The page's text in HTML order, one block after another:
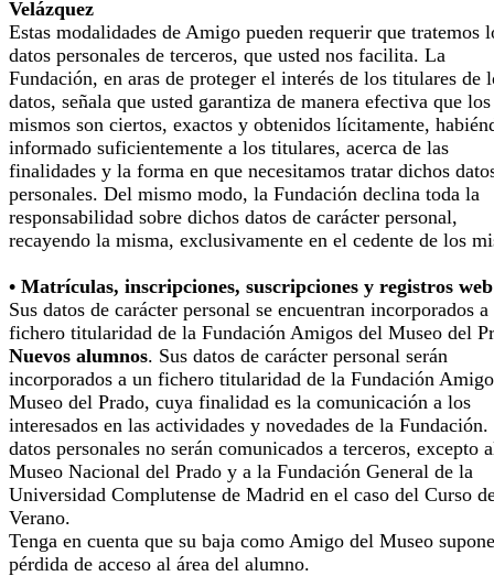
Velázquez
Estas modalidades de Amigo pueden requerir que tratemos
datos personales de terceros, que usted nos facilita. La
Fundación, en aras de proteger el interés de los titulares de
datos, señala que usted garantiza de manera efectiva que los
mismos son ciertos, exactos y obtenidos lícitamente,
informado suficientemente a los titulares, acerca de las
finalidades y la forma en que necesitamos tratar dichos
personales. Del mismo modo, la Fundación declina toda la
responsabilidad sobre dichos datos de carácter personal,
recayendo la misma, exclusivamente en el cedente de los
• Matrículas, inscripciones, suscripciones y registros web
Sus datos de carácter personal se encuentran incorporados a
fichero titularidad de la Fundación Amigos del Museo del
Nuevos alumnos. Sus datos de carácter personal serán
incorporados a un fichero titularidad de la Fundación
Museo del Prado, cuya finalidad es la comunicación a los
interesados en las actividades y novedades de la Fundación.
datos personales no serán comunicados a terceros, excepto
Museo Nacional del Prado y a la Fundación General de la
Universidad Complutense de Madrid en el caso del Curso
Verano.
Tenga en cuenta que su baja como Amigo del Museo
pérdida de acceso al área del alumno.